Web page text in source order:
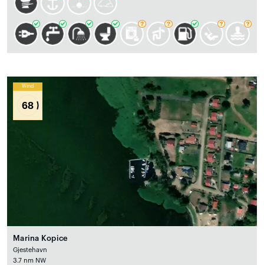
Wind
68
Marina Kopice
Gjestehavn
3.7 nm NW